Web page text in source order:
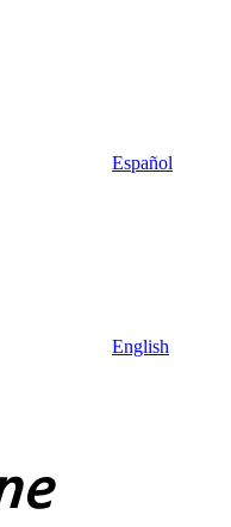
Español
English